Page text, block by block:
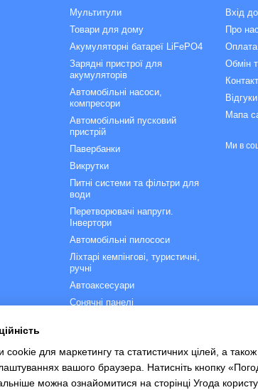
Мультитули
Товари для дому
Акумуляторні батареї LiFePO4
Зарядні пристрої для
акумуляторів
Автомобільні насоси,
компресори
Автомобільний пусковий
пристрій
Павербанки
Викрутки
Питні системи та фільтри для
води
Перетворювачі напруги.
Інвертори
Автомобільні пилососи
Ліхтарі кемпінгові, туристичні,
ручні
Автоаксесуари
Сонячні панелі
Велоаксесуари
Вхід
Про нас
Оплата
Обмін
Мапа
Ми в
для маркетингу та статистичних цілей, а
вашого браузера. Натисніть кнопку
можна ознайомитися на сторінці Угода